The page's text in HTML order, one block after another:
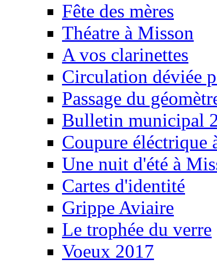
Fête des mères
Théatre à Misson
A vos clarinettes
Circulation déviée
Passage du
Bulletin municipal
Coupure éléctrique
Une nuit d'été à
Cartes d'identité
Grippe Aviaire
Le trophée du verre
Voeux 2017